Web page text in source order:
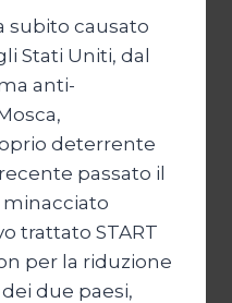
subito causato
Stati Uniti, dal
anti-
deterrente
passato il
trattato START
per la riduzione
due paesi,